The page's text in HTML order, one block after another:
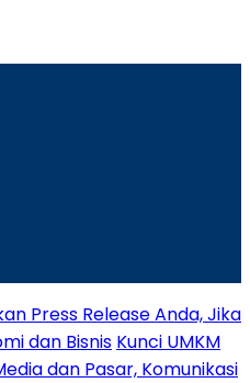
Press Release Anda, Jika
dan Bisnis Kunci UMKM
dan Pasar, Komunikasi